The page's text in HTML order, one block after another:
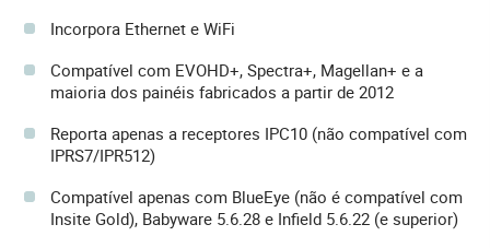
Incorpora Ethernet e WiFi
Compatível com EVOHD+, Spectra+, Magellan+ e a
maioria dos painéis fabricados a partir de 2012
Reporta apenas a receptores IPC10 (não compatível com
IPRS7/IPR512)
Compatível apenas com BlueEye (não é compatível com
Insite Gold), Babyware 5.6.28 e Infield 5.6.22 (e superior)